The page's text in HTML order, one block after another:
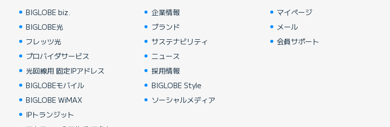
BIGLOBE biz.
BIGLOBE光
フレッツ光
プロバイダサービス
光回線用 固定IPアドレス
BIGLOBEモバイル
BIGLOBE WiMAX
IPトランジット
企業情報
ブランド
サステナビリティ
ニュース
採用情報
BIGLOBE Style
ソーシャルメディア
マイページ
メール
会員サポート